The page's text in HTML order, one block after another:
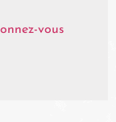
vous